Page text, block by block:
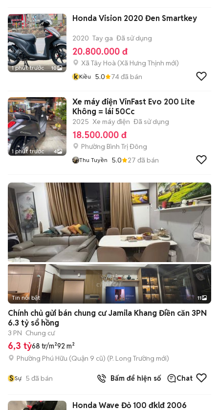
1 phút trước 10
Honda Vision 2020 Đen Smartkey
2020 Tay ga Đã sử dụng
20.800.000 đ
Xã Tây Hoà (Xã Hưng Thịnh mới)
k Kiều 5.0 74đã bán
1 phút trước 4
Xe máy điện VinFast Evo 200 Lite
Không = lái 50Cc
2025 Xe máy điện Đã sử dụng
18.500.000 đ
Phường Bình Trị Đông
Thu Tuyền 5.0 27 đã bán
+2
Tin nổi bật 11
Chính chủ gửi bán chung cư Jamila Khang Điền căn 3PN
6.3 tỷ sổ hồng
3 PN Chung cư
6,3 tỷ68 tr/m²92 m²
Phường Phú Hữu (Quận 9 cũ) (P. Long Trường mới)
S Sự 5 đã bán Bấm để hiện số Chat
Honda Wave Đỏ 100 đklđ 2006